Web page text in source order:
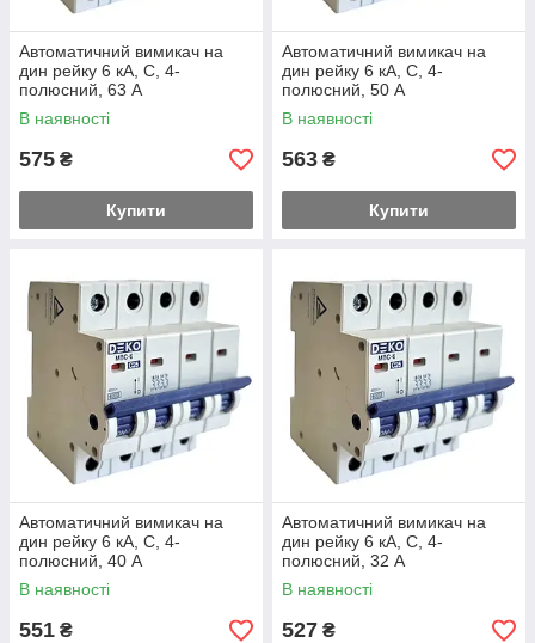
Автоматичний вимикач на
дин рейку 6 кА, С, 4-
полюсний, 63 А
В наявності
575 ₴
Купити
Автоматичний вимикач на
дин рейку 6 кА, С, 4-
полюсний, 50 А
В наявності
563 ₴
Купити
Автоматичний вимикач на
дин рейку 6 кА, С, 4-
полюсний, 40 А
В наявності
551 ₴
Автоматичний вимикач на
дин рейку 6 кА, С, 4-
полюсний, 32 А
В наявності
527 ₴